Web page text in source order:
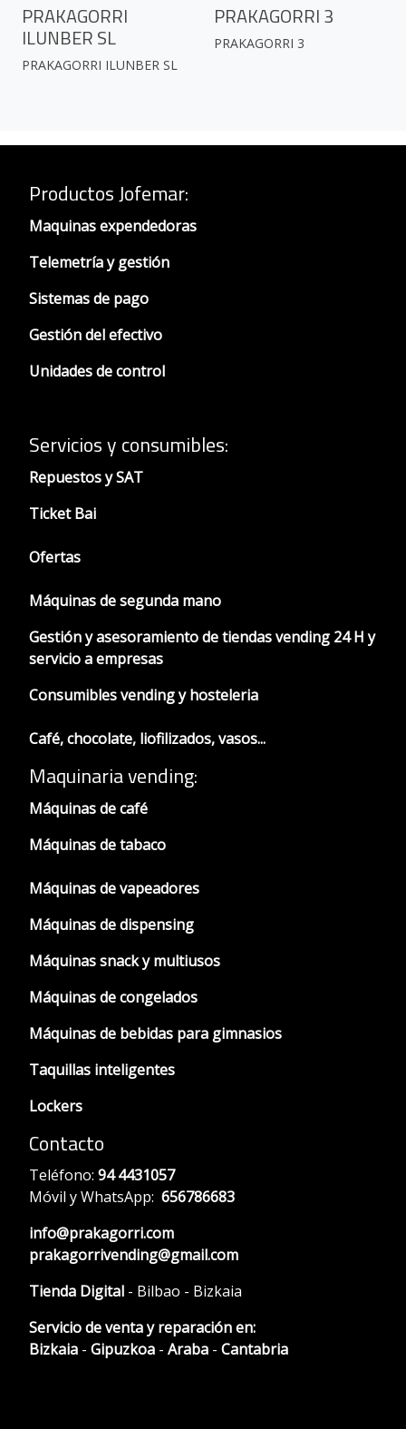
PRAKAGORRI
ILUNBER SL
PRAKAGORRI ILUNBER SL
PRAKAGORRI 3
PRAKAGORRI 3
Productos Jofemar:
Maquinas expendedoras
Telemetría y gestión
Sistemas de pago
Gestión del efectivo
Unidades de control
Servicios y consumibles:
Repuestos y SAT
Ticket Bai
Ofertas
Máquinas de segunda mano
Gestión y asesoramiento de tiendas vending 24 H y
servicio a empresas
Consumibles vending y hosteleria
Café, chocolate, liofilizados, vasos...
Maquinaria vending:
Máquinas de café
Máquinas de tabaco
Máquinas de vapeadores
Máquinas de dispensing
Máquinas snack y multiusos
Máquinas de congelados
Máquinas de bebidas para gimnasios
Taquillas inteligentes
Lockers
Contacto
Teléfono: 94 4431057
Móvil y WhatsApp: 656786683
info@prakagorri.com
prakagorrivending@gmail.com
Tienda Digital - Bilbao - Bizkaia
Servicio de venta y reparación en:
Bizkaia - Gipuzkoa - Araba - Cantabria